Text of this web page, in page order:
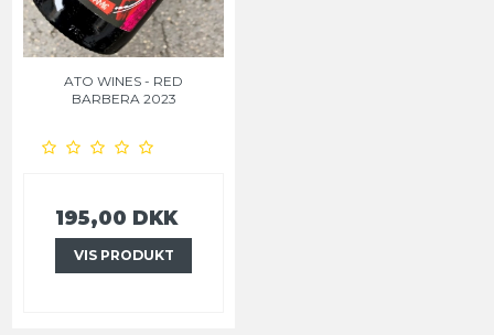
ATO WINES - RED
BARBERA 2023
195,00 DKK
VIS PRODUKT